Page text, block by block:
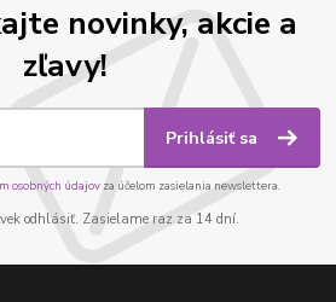
novinky, akcie a
zľavy!
Prihlásiť sa
osobných údajov za účelom zasielania newslettera.
odhlásiť. Zasielame raz za 14 dní.